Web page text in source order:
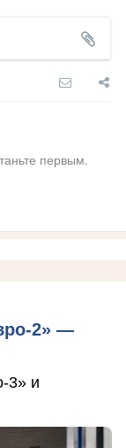
первым.
2» —
3» и